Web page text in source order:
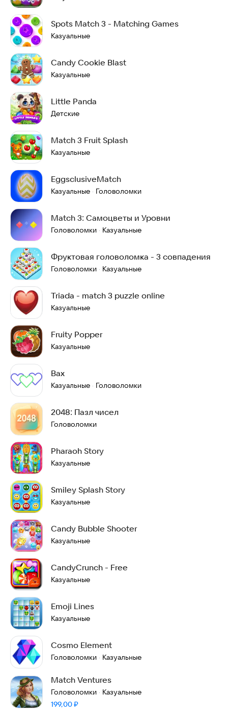
Spots Match 3 - Matching Games
Казуальные
Candy Cookie Blast
Казуальные
Little Panda
Детские
Match 3 Fruit Splash
Казуальные
EggsclusiveMatch
Казуальные · Головоломки
Match 3: Самоцветы и Уровни
Головоломки · Казуальные
Фруктовая головоломка - 3 совпадения
Головоломки · Казуальные
Triada - match 3 puzzle online
Казуальные
Fruity Popper
Казуальные
Вах
Казуальные · Головоломки
2048: Пазл чисел
Головоломки
Pharaoh Story
Казуальные
Smiley Splash Story
Казуальные
Candy Bubble Shooter
Казуальные
CandyCrunch - Free
Казуальные
Emoji Lines
Казуальные
Cosmo Element
Головоломки · Казуальные
Match Ventures
Головоломки · Казуальные
Цена:
199,00₽